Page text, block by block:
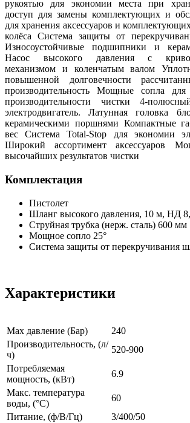
рукоятью для экономии места при
доступ для замены комплектующих и
для хранения аксессуаров и
колёса Система защиты от
Износоустойчивые подшипники и
Насос высокого давления с
механизмом и коленчатым валом
повышенной долговечности
производительность Мощные сопла для
производительности чистки 4-
электродвигатель. Латунная головка
керамическими поршнями Компактные
вес Система Total-Stop для экономии
Широкий ассортимент аксессуаров
высочайших результатов чистки
Комплектация
Пистолет
Шланг высокого давления, 10 м, НД
Струйная трубка (нерж. сталь) 600 мм
Мощное сопло 25°
Система защиты от перекручивания
Характеристики
Max давление (Бар)
240
Производительность, (л/
ч)
520-900
Потребляемая
мощность, (кВт)
6.9
Макс. температура
воды, (°C)
60
Питание, (ф/В/Гц)
3/400/50